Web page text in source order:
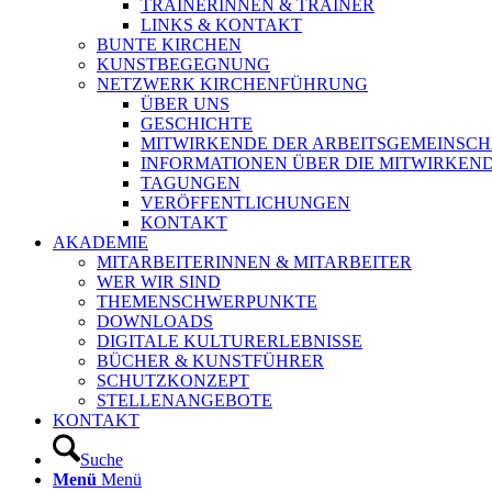
TRAINERINNEN & TRAINER
LINKS & KONTAKT
BUNTE KIRCHEN
KUNSTBEGEGNUNG
NETZWERK KIRCHENFÜHRUNG
ÜBER UNS
GESCHICHTE
MITWIRKENDE DER
INFORMATIONEN ÜBER DIE
TAGUNGEN
VERÖFFENTLICHUNGEN
KONTAKT
AKADEMIE
MITARBEITERINNEN & MITARBEITER
WER WIR SIND
THEMENSCHWERPUNKTE
DOWNLOADS
DIGITALE KULTURERLEBNISSE
BÜCHER & KUNSTFÜHRER
SCHUTZKONZEPT
STELLENANGEBOTE
KONTAKT
Suche
Menü Menü